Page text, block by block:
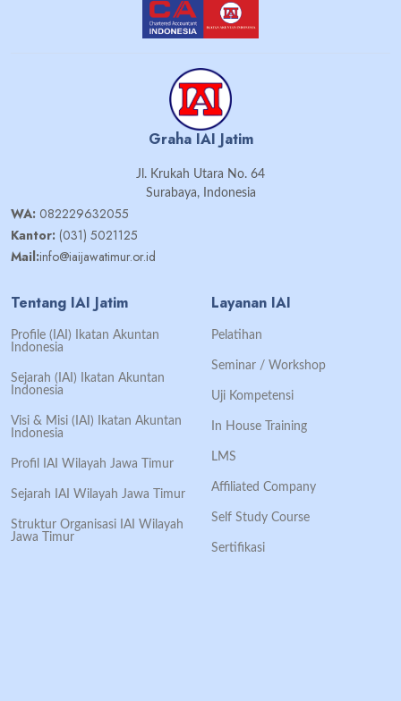
Graha IAI Jatim
Jl. Krukah Utara No. 64
Surabaya, Indonesia
WA: 082229632055
Kantor: (031) 5021125
Mail:info@iaijawatimur.or.id
Tentang IAI Jatim
Profile (IAI) Ikatan Akuntan
Indonesia
Sejarah (IAI) Ikatan Akuntan
Indonesia
Visi & Misi (IAI) Ikatan Akuntan
Indonesia
Profil IAI Wilayah Jawa Timur
Sejarah IAI Wilayah Jawa Timur
Struktur Organisasi IAI Wilayah
Jawa Timur
Layanan IAI
Pelatihan
Seminar / Workshop
Uji Kompetensi
In House Training
LMS
Affiliated Company
Self Study Course
Sertifikasi